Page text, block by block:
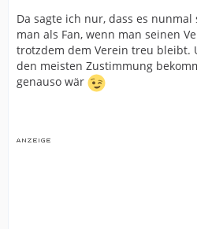
Da sagte ich nur, dass es
man als Fan, wenn man seinen
trotzdem dem Verein treu bleibt.
den meisten Zustimmung
genauso wär